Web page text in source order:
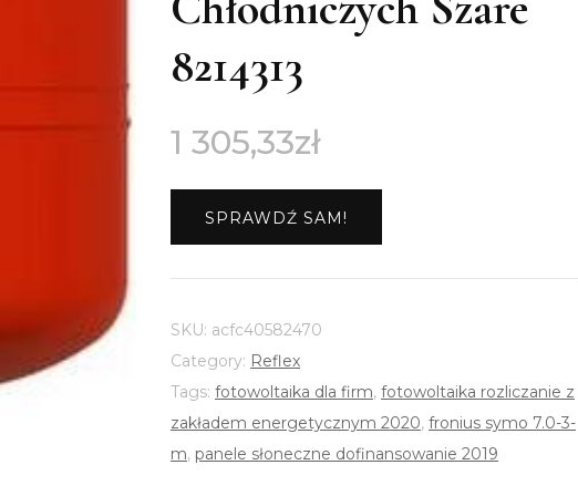
8214313
1 305,33zł
SPRAWDŹ SAM!
SKU: acfc40582470
Category: Reflex
Tags: fotowoltaika dla firm, fotowoltaika rozliczanie z
zakładem energetycznym 2020, fronius symo 7.0-3-
m, panele słoneczne dofinansowanie 2019